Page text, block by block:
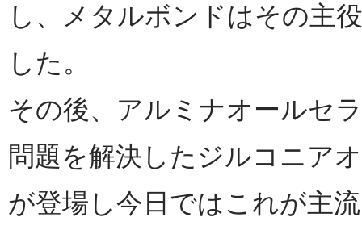
し、メタルボンドはその主
した。
その後、アルミナオールセ
問題を解決したジルコニア
が登場し今日ではこれが主